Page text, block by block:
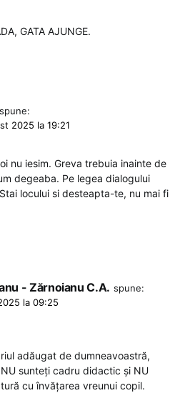
GATA AJUNGE.
spune:
2025 la 19:21
nu iesim. Greva trebuia inainte de
degeaba. Pe legea dialogului
locului si desteapta-te, nu mai fi
- Zărnoianu C.A. spune:
la 09:25
adăugat de dumneavoastră,
sunteți cadru didactic și NU
cu învățarea vreunui copil.